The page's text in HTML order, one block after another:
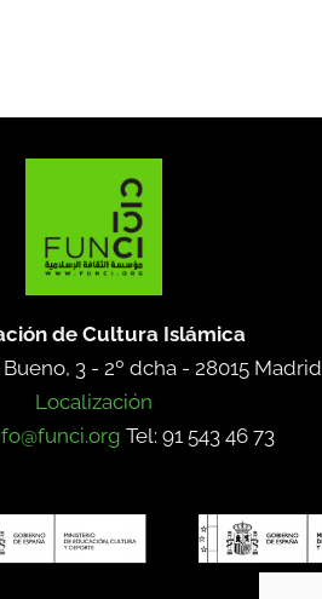
de Cultura Islámica
3 - 2º dcha - 28015 Madrid
Localización
Tel: 91 543 46 73